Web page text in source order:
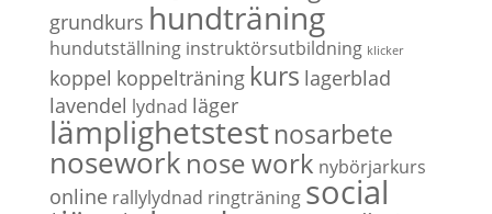
grundkurs hundträning
hundutställning instruktörsutbildning klicker
koppel koppelträning kurs lagerblad
lavendel lydnad läger
lämplighetstestnosarbete
nosework nose work nybörjarkurs
online rallylydnad ringträning social